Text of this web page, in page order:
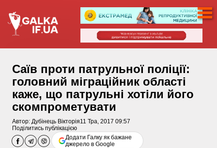
Саїв проти патрульної поліції:
головний міграційник області
каже, що патрульні хотіли його
скомпрометувати
Автор: Дубінець Вікторія11 Тра, 2017 09:57
Поділитись публікацією
Додати Галку як бажане
джерело в Google